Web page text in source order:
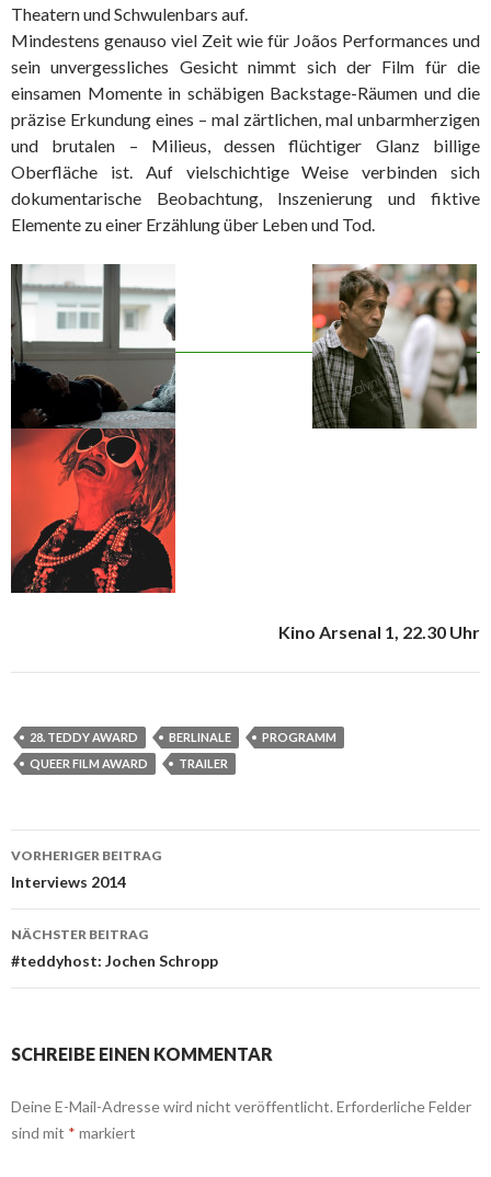
Theatern und Schwulenbars auf.
Mindestens genauso viel Zeit wie für Joãos Performances und
sein unvergessliches Gesicht nimmt sich der Film für die
einsamen Momente in schäbigen Backstage-Räumen und die
präzise Erkundung eines – mal zärtlichen, mal unbarmherzigen
und brutalen – Milieus, dessen flüchtiger Glanz billige
Oberfläche ist. Auf vielschichtige Weise verbinden sich
dokumentarische Beobachtung, Inszenierung und fiktive
Elemente zu einer Erzählung über Leben und Tod.
Kino Arsenal 1, 22.30 Uhr
28. TEDDY AWARD BERLINALE
PROGRAMM
QUEER FILM AWARD
TRAILER
Beitrags-
Navigation
VORHERIGER BEITRAG
Interviews 2014
NÄCHSTER BEITRAG
#teddyhost: Jochen Schropp
SCHREIBE EINEN KOMMENTAR
Deine E-Mail-Adresse wird nicht veröffentlicht. Erforderliche Felder
sind mit * markiert